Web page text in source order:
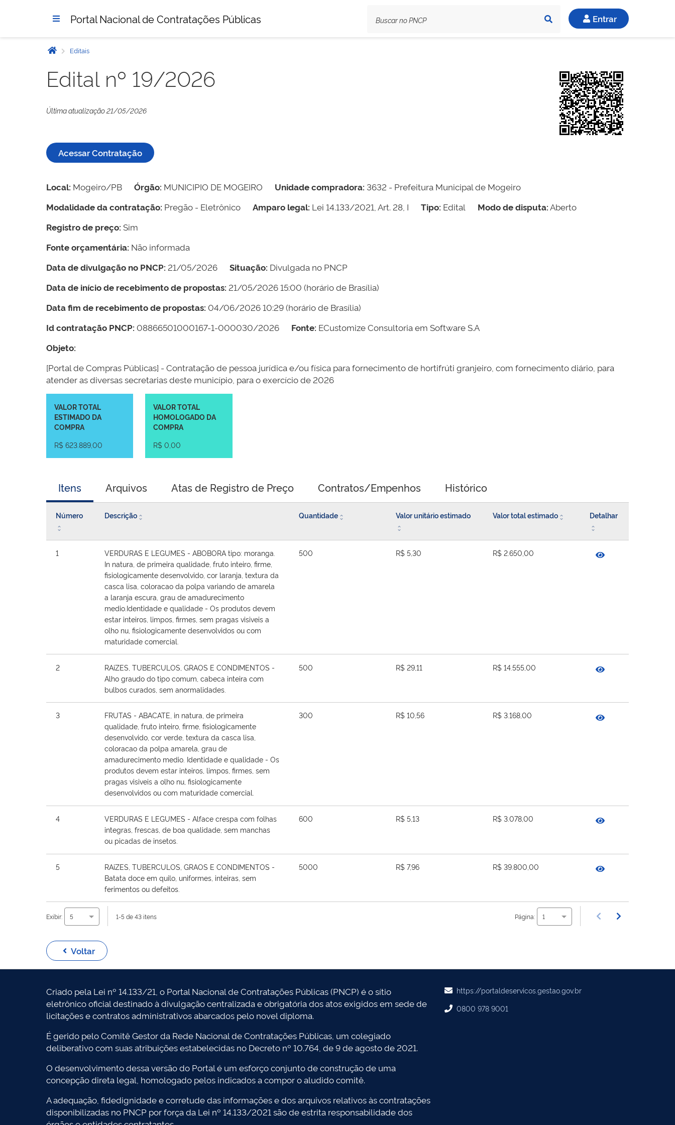
Portal Nacional de Contratações Públicas Entrar
Editais
Edital nº 19/2026
Última atualização 21/05/2026
Acessar Contratação
Local: Mogeiro/PB Órgão: MUNICIPIO DE MOGEIRO Unidade compradora: 3632 - Prefeitura Municipal de Mogeiro
Modalidade da contratação: Pregão - Eletrônico Amparo legal: Lei 14.133/2021, Art. 28, I Tipo: Edital Modo de disputa:Aberto
Registro de preço: Sim
Fonte orçamentária: Não informada
Data de divulgação no PNCP: 21/05/2026 Situação: Divulgada no PNCP
Data de início de recebimento de propostas: 21/05/2026 15:00 (horário de Brasília)
Data fim de recebimento de propostas: 04/06/2026 10:29(horário de Brasília)
Id contratação PNCP: 08866501000167-1-000030/2026 Fonte: ECustomize Consultoria em Software S.A
Objeto:
[Portal de Compras Públicas] - Contratação de pessoa jurídica e/ou física para fornecimento de hortifrúti granjeiro, com fornecimento diário, para
atender as diversas secretarias deste município, para o exercício de 2026
VALOR TOTAL
ESTIMADO DA
COMPRA
R$ 623.889,00
VALOR TOTAL
HOMOLOGADO DA
COMPRA
R$ 0,00
Itens Arquivos Atas de Registro de Preço Contratos/Empenhos Histórico
Número Descrição Quantidade Valor unitário estimado Valor total estimado Detalhar
1
VERDURAS E LEGUMES - ABOBORA tipo: moranga.
In natura, de primeira qualidade, fruto inteiro, firme,
fisiologicamente desenvolvido, cor laranja, textura da
casca lisa, coloracao da polpa variando de amarela
a laranja escura, grau de amadurecimento
medio.Identidade e qualidade - Os produtos devem
estar inteiros, limpos, firmes, sem pragas visiveis a
olho nu, fisiologicamente desenvolvidos ou com
maturidade comercial.
500 R$ 5,30 R$ 2.650,00
2
RAiZES, TUBERCULOS, GRAOS E CONDIMENTOS -
Alho graudo do tipo comum, cabeca inteira com
bulbos curados, sem anormalidades.
500 R$ 29,11 R$ 14.555,00
3
FRUTAS - ABACATE, in natura, de primeira
qualidade, fruto inteiro, firme, fisiologicamente
desenvolvido, cor verde, textura da casca lisa,
coloracao da polpa amarela, grau de
amadurecimento medio. Identidade e qualidade - Os
produtos devem estar inteiros, limpos, firmes, sem
pragas visiveis a olho nu, fisiologicamente
desenvolvidos ou com maturidade comercial.
300 R$ 10,56 R$ 3.168,00
4
VERDURAS E LEGUMES - Alface crespa com folhas
integras, frescas, de boa qualidade, sem manchas
ou picadas de insetos.
600 R$ 5,13 R$ 3.078,00
5
RAiZES, TUBERCULOS, GRAOS E CONDIMENTOS -
Batata doce em quilo, uniformes, inteiras, sem
ferimentos ou defeitos.
5000 R$ 7,96 R$ 39.800,00
Exibir: 5 1-5 de 43 itens Página: 1
Voltar
Criado pela Lei nº 14.133/21, o Portal Nacional de Contratações Públicas (PNCP) é o sítio
eletrônico oficial destinado à divulgação centralizada e obrigatória dos atos exigidos em sede de
licitações e contratos administrativos abarcados pelo novel diploma.
É gerido pelo Comitê Gestor da Rede Nacional de Contratações Públicas, um colegiado
deliberativo com suas atribuições estabelecidas no Decreto nº 10.764, de 9 de agosto de 2021.
O desenvolvimento dessa versão do Portal é um esforço conjunto de construção de uma
concepção direta legal, homologado pelos indicados a compor o aludido comitê.
A adequação, fidedignidade e corretude das informações e dos arquivos relativos às contratações
disponibilizadas no PNCP por força da Lei nº 14.133/2021 são de estrita responsabilidade dos
https://portaldeservicos.gestao.gov.br
0800 978 9001